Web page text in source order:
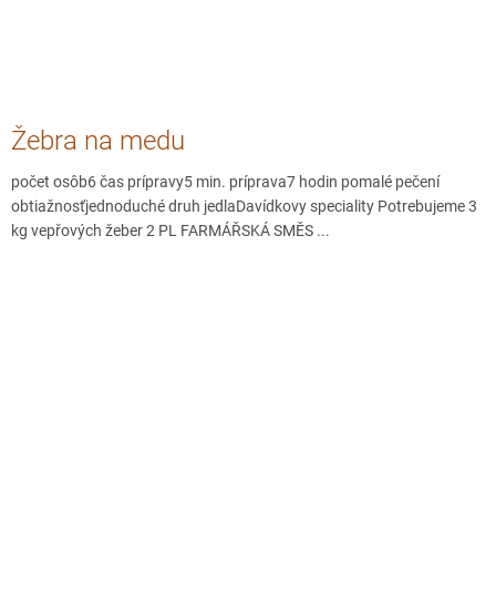
Žebra na medu
počet osôb6 čas prípravy5 min. príprava7 hodin pomalé pečení
obtiažnosťjednoduché druh jedlaDavídkovy speciality Potrebujeme 3
kg vepřových žeber 2 PL FARMÁŘSKÁ SMĚS ...